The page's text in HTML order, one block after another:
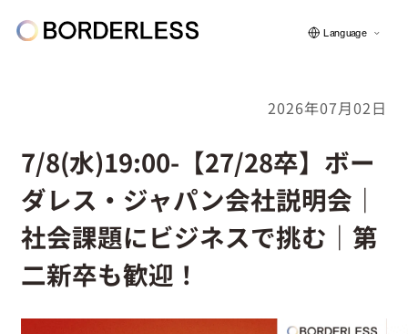
ボーダレスについて
グループの仕組み
ソーシャルビジネス
Language
2026年07月02日
7/8(水)19:00-【27/28卒】ボー
ダレス・ジャパン会社説明会｜
社会課題にビジネスで挑む｜第
二新卒も歓迎！